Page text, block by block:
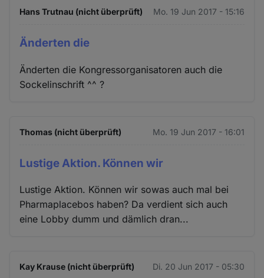
Hans Trutnau (nicht überprüft) Mo. 19 Jun 2017 - 15:16
Änderten die
Änderten die Kongressorganisatoren auch die
Sockelinschrift ^^ ?
Thomas (nicht überprüft) Mo. 19 Jun 2017 - 16:01
Lustige Aktion. Können wir
Lustige Aktion. Können wir sowas auch mal bei
Pharmaplacebos haben? Da verdient sich auch
eine Lobby dumm und dämlich dran...
Kay Krause (nicht überprüft) Di. 20 Jun 2017 - 05:30